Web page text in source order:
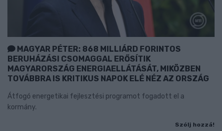
MAGYAR PÉTER: 868 MILLIÁRD FORINTOS
BERUHÁZÁSI CSOMAGGAL ERŐSÍTIK
MAGYARORSZÁG ENERGIAELLÁTÁSÁT, MIKÖZBEN
TOVÁBBRA IS KRITIKUS NAPOK ELÉ NÉZ AZ ORSZÁG
Átfogó energetikai fejlesztési programot fogadott el a
kormány.
Szólj hozzá!